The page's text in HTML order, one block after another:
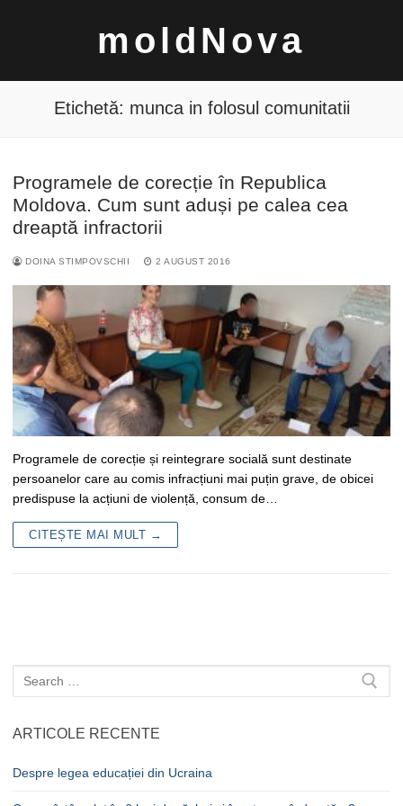
moldNova
Caută
după:
Etichetă: munca in folosul comunitatii
Programele de corecție în Republica
Moldova. Cum sunt aduși pe calea cea
dreaptă infractorii
DOINA STIMPOVSCHII 2 AUGUST 2016
Programele de corecție și reintegrare socială sunt destinate
persoanelor care au comis infracțiuni mai puțin grave, de obicei
predispuse la acțiuni de violență, consum de…
CITEȘTE MAI MULT →
Caută
după:
ARTICOLE RECENTE
Despre legea educației din Ucraina